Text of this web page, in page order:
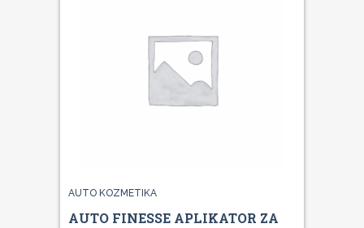
AUTO KOZMETIKA
AUTO FINESSE APLIKATOR ZA